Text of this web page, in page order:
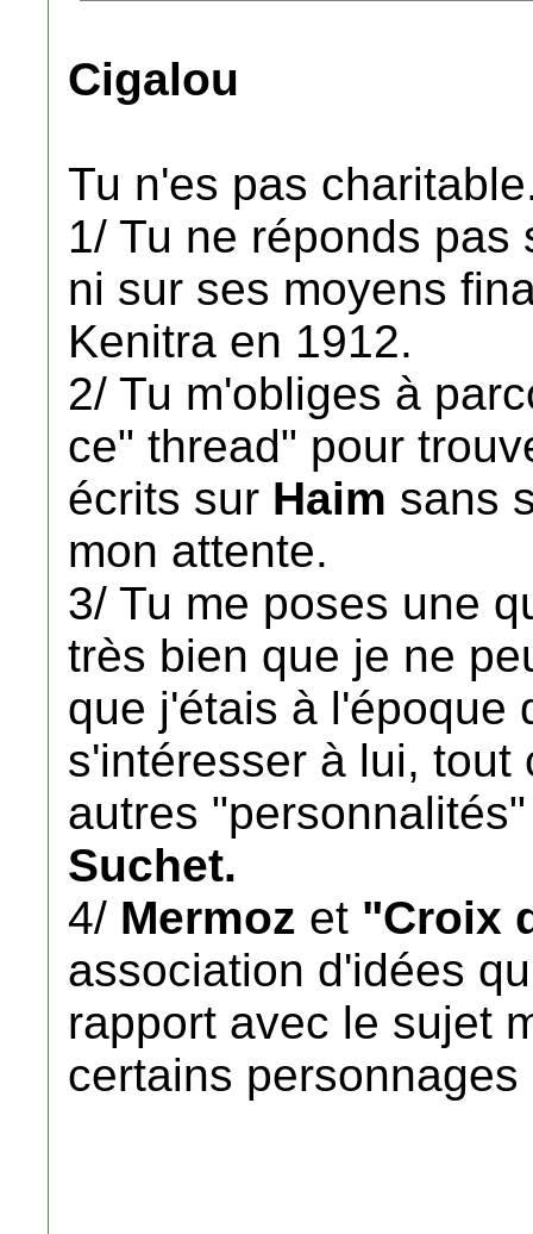
Cigalou
Tu n'es pas
1/ Tu ne réponds
ni sur ses moyens
Kenitra en 1912.
2/ Tu m'obliges à
ce" thread" pour
écrits sur Haim sans
mon attente.
3/ Tu me poses une
très bien que je ne
que j'étais à l'époque
s'intéresser à lui, tout
autres
Suchet.
4/ Mermoz et "Croix
association d'idées
rapport avec le sujet
certains